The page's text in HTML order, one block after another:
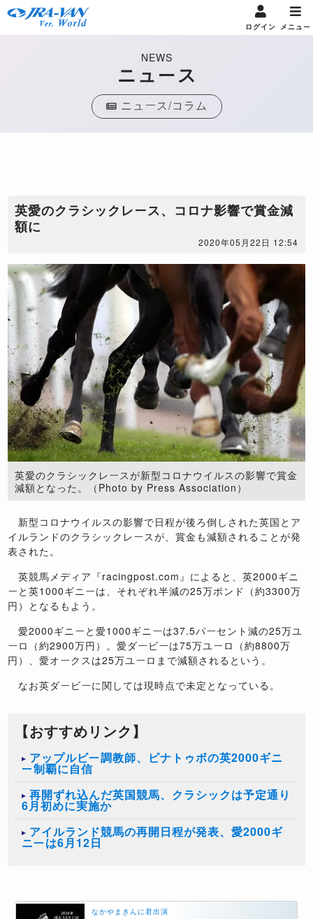
ログイン メニュー
NEWS
ニュース
ニュース/コラム
英愛のクラシックレース、コロナ影響で賞金減
額に
2020年05月22日 12:54
英愛のクラシックレースが新型コロナウイルスの影響で賞金
減額となった。（Photo by Press Association）
新型コロナウイルスの影響で日程が後ろ倒しされた英国とア
イルランドのクラシックレースが、賞金も減額されることが発
表された。
英競馬メディア『racingpost.com』によると、英2000ギニ
ーと英1000ギニーは、それぞれ半減の25万ポンド（約3300万
円）となるもよう。
愛2000ギニーと愛1000ギニーは37.5パーセント減の25万ユ
ーロ（約2900万円）。愛ダービーは75万ユーロ（約8800万
円）、愛オークスは25万ユーロまで減額されるという。
なお英ダービーに関しては現時点で未定となっている。
【おすすめリンク】
アップルビー調教師、ピナトゥボの英2000ギニ
ー制覇に自信
再開ずれ込んだ英国競馬、クラシックは予定通り
6月初めに実施か
アイルランド競馬の再開日程が発表、愛2000ギ
ニーは6月12日
なかやまきんに君出演